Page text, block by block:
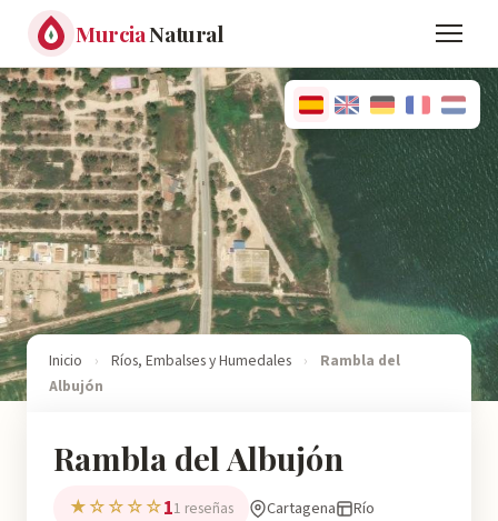
MurciaNatural
Inicio › Ríos, Embalses y Humedales ›
Rambla del
Albujón
Rambla del Albujón
★☆☆☆☆11 reseñas Cartagena Río